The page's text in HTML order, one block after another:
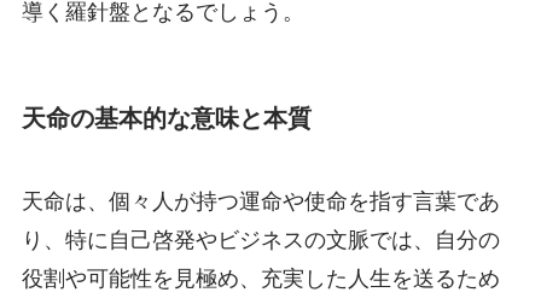
導く羅針盤となるでしょう。
天命の基本的な意味と本質
天命は、個々人が持つ運命や使命を指す言葉であ
り、特に自己啓発やビジネスの文脈では、自分の
役割や可能性を見極め、充実した人生を送るため